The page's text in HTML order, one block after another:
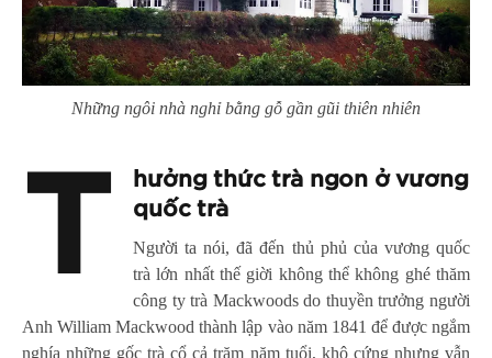
Những ngôi nhà nghỉ bằng gỗ gần gũi thiên nhiên
T
hưởng thức trà ngon ở vương
quốc trà
Người ta nói, đã đến thủ phủ của vương quốc
trà lớn nhất thế giời không thể không ghé thăm
công ty trà Mackwoods do thuyền trưởng người
Anh William Mackwood thành lập vào năm 1841 để được ngắm
nghía những gốc trà cổ cả trăm năm tuổi, khô cứng nhưng vẫn